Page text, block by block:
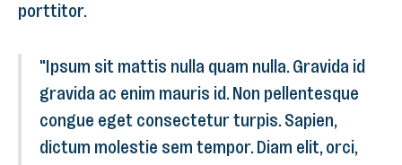
porttitor.
"Ipsum sit mattis nulla quam nulla. Gravida id
gravida ac enim mauris id. Non pellentesque
congue eget consectetur turpis. Sapien,
dictum molestie sem tempor. Diam elit, orci,